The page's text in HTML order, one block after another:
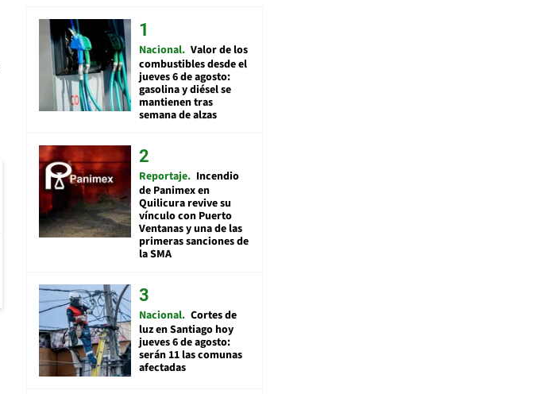
Nacional Valor de los
combustibles desde el
jueves 6 de agosto:
gasolina y diésel se
mantienen tras
semana de alzas
Reportaje Incendio
de Panimex en
Quilicura revive su
vínculo con Puerto
Ventanas y una de las
primeras sanciones de
la SMA
Nacional Cortes de
luz en Santiago hoy
jueves 6 de agosto:
serán 11 las comunas
afectadas